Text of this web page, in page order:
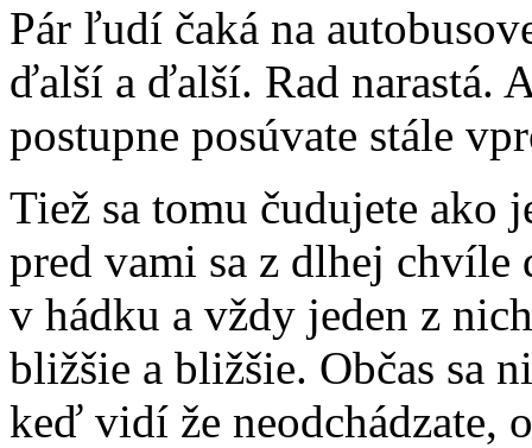
Pár ľudí čaká na
ďalší a ďalší. Rad narastá.
postupne posúvate stále
Tiež sa tomu čudujete ako
pred vami sa z dlhej chvíle
v hádku a vždy jeden z
bližšie a bližšie. Občas sa
keď vidí že neodchádzate,